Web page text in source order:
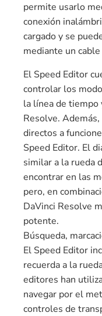
permite usarlo
conexión
cargado y se
mediante un
El Speed ​​Editor
controlar los
la línea de tiempo
Resolve.
directos a
Speed ​​Editor. El
similar a la rueda
encontrar en las
pero, en
DaVinci Resolve
potente.
Búsqueda,
El Speed ​​Editor
recuerda a la
editores han
navegar por el
controles de